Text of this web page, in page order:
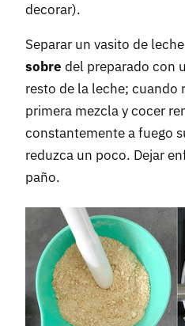
decorar).
Separar un vasito de
sobre del preparado con
resto de la leche; cuando
primera mezcla y cocer
constantemente a fuego
reduzca un poco. Dejar
paño.